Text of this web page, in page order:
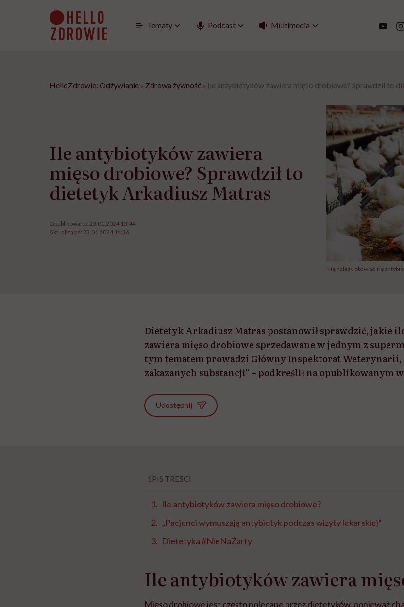
Tematy Podcast Multimedia
HelloZdrowie: Odżywianie › Zdrowa żywność › Ile antybiotyków zawiera mięso drobiowe? Sprawdził to
Ile antybiotyków zawiera
mięso drobiowe? Sprawdził to
dietetyk Arkadiusz Matras
Opublikowano: 23.01.2024 13:44
Aktualizacja: 23.01.2024 14:36
Nie należy obawiać się
Dietetyk Arkadiusz Matras postanowił sprawdzić, jakie
zawiera mięso drobiowe sprzedawane w jednym z
tym tematem prowadzi Główny Inspektorat Weterynarii,
zakazanych substancji” – podkreślił na opublikowanym
Udostępnij
SPIS TREŚCI
Ile antybiotyków zawiera mięso drobiowe?
„Pacjenci wymuszają antybiotyk podczas wizyty lekarskiej”
Dietetyka #NieNaŻarty
Ile antybiotyków zawiera
Mięso drobiowe jest często polecane przez dietetyków, ponieważ